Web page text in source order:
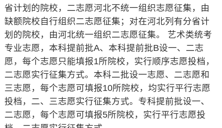
省计划的院校，二志愿河北不统一组织志愿征集，由
缺额院校自行组织二志愿征集；对在河北列有分省计
划的院校，由河北统一组织二志愿征集。 艺术类统考
专业志愿，本科提前批A、本科提前批B设一、二志
愿，每个志愿只能填报1所院校，实行顺序志愿投档，
二志愿实行征集方式。本科二批设一志愿、二志愿和
三志愿，每个志愿可填报10所院校，均实行平行志愿
投档，二、三志愿实行征集方式。专科提前批设一、
二志愿，每个志愿可填报5所院校，实行平行志愿投